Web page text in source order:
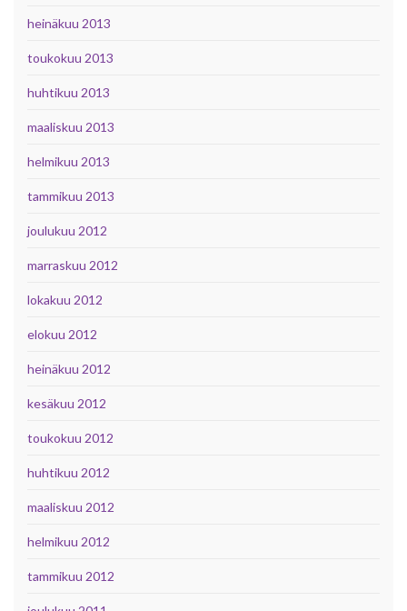
heinäkuu 2013
toukokuu 2013
huhtikuu 2013
maaliskuu 2013
helmikuu 2013
tammikuu 2013
joulukuu 2012
marraskuu 2012
lokakuu 2012
elokuu 2012
heinäkuu 2012
kesäkuu 2012
toukokuu 2012
huhtikuu 2012
maaliskuu 2012
helmikuu 2012
tammikuu 2012